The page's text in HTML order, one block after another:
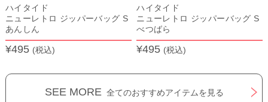
ハイタイド
ニューレトロ ジッパーバッグ S
あんしん
¥495 (税込)
ハイタイド
ニューレトロ ジッパーバッグ S
べつばら
¥495 (税込)
SEE MORE 全てのおすすめアイテムを見る